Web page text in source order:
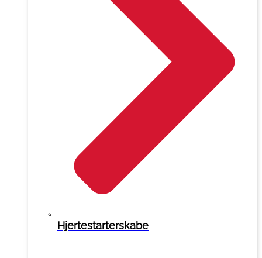
Hjertestarterskabe